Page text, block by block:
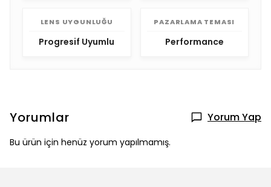
LENS UYGUNLUĞU
Progresif Uyumlu
PAZARLAMA TEMASI
Performance
Yorumlar Yorum Yap
Bu ürün için henüz yorum yapılmamış.